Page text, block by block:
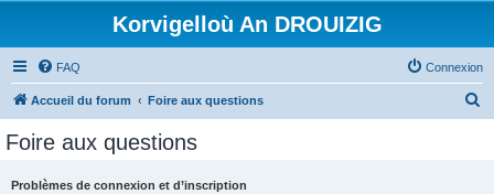
Korvigelloù An DROUIZIG
FAQ Connexion
Accueil du forum Foire aux questions
Foire aux questions
Problèmes de connexion et d’inscription